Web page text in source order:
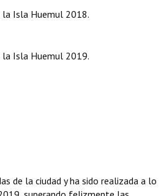
la Isla Huemul 2018.
la Isla Huemul 2019.
de la ciudad y ha sido realizada a lo